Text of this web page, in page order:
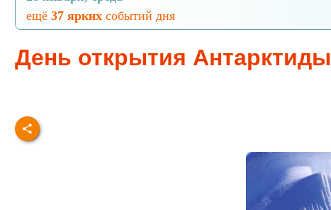
ещё 37 ярких событий дня
День открытия Антарктиды